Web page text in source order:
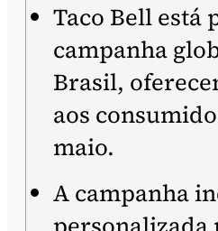
Taco Bell está
campanha
Brasil,
aos
maio.
A campanha